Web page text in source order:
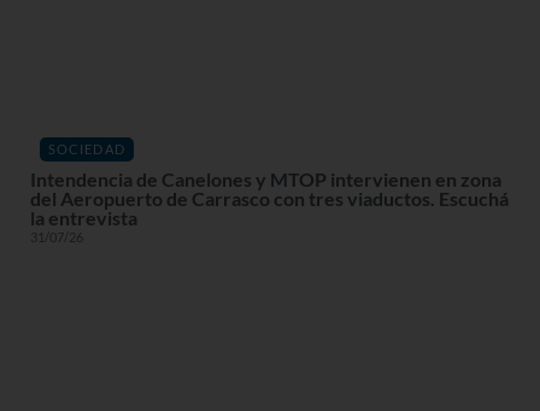
SOCIEDAD
Intendencia de Canelones y MTOP intervienen en zona
del Aeropuerto de Carrasco con tres viaductos. Escuchá
la entrevista
31/07/26